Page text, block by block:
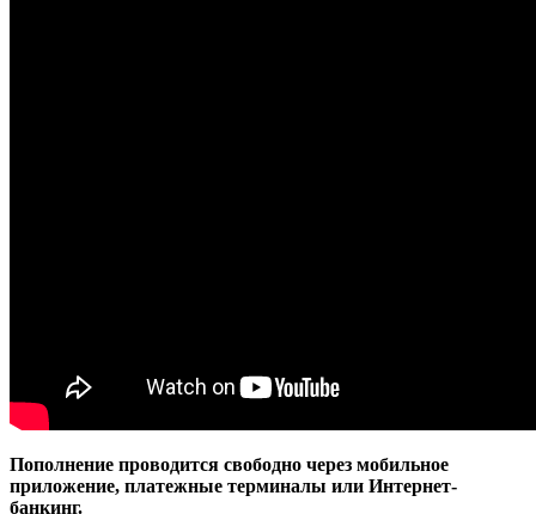
Пополнение проводится свободно через мобильное
приложение, платежные терминалы или Интернет-
банкинг.